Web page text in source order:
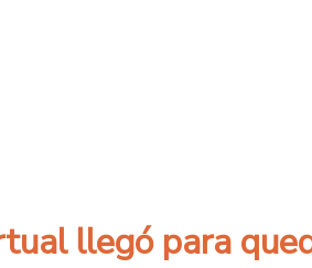
llegó para